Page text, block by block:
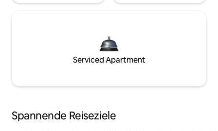
Serviced Apartment
Spannende Reiseziele